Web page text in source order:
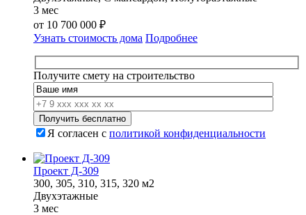
3 мес
от 10 700 000 ₽
Узнать стоимость дома Подробнее
Получите смету на строительство
Я согласен с политикой конфиденциальности
Проект Д-309
300, 305, 310, 315, 320 м2
Двухэтажные
3 мес